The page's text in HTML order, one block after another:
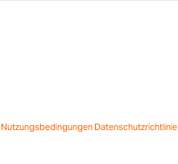
NutzungsbedingungenDatenschutzrichtlinie